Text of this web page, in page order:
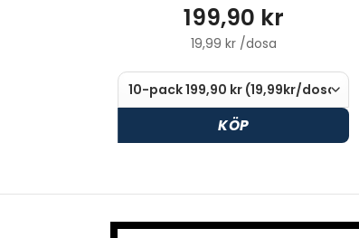
199,90 kr
19,99 kr /dosa
KÖP